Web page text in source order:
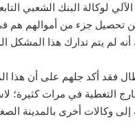
لوكالة البنك الشعبي
من تحصيل جزء من أموالهم هم
أنه لم يتم تدارك هذا
فقد أكد جلهم على أن هذا
التغطية في مرات كثيرة؛
وكالات أخرى بالمدينة